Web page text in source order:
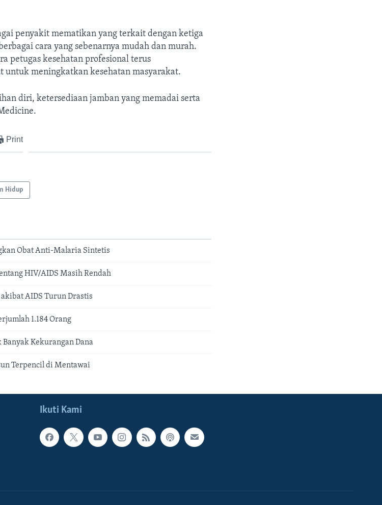
penyakit mematikan yang terkait dengan ketiga
cara yang sebenarnya mudah dan murah.
petugas kesehatan profesional terus
untuk meningkatkan kesehatan masyarakat.
diri, ketersediaan jamban yang memadai serta
Print
Hidup
Obat Anti-Malaria Sintetis
HIV/AIDS Masih Rendah
AIDS Turun Drastis
1.184 Orang
Kekurangan Dana
Terpencil di Mentawai
Ikuti Kami